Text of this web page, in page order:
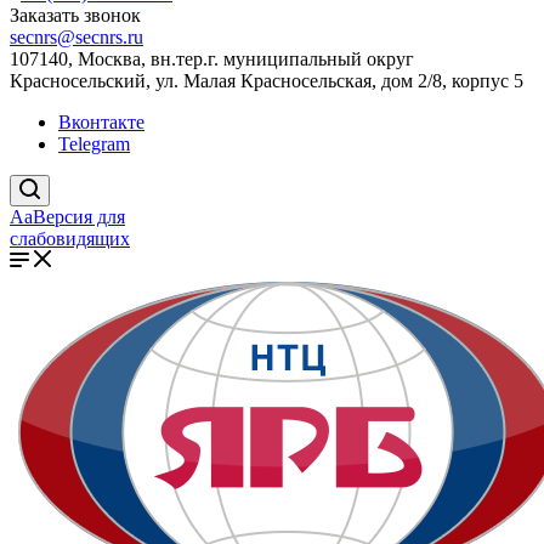
Заказать звонок
secnrs@secnrs.ru
107140, Москва, вн.тер.г. муниципальный округ
Красносельский, ул. Малая Красносельская, дом 2/8, корпус 5
Вконтакте
Telegram
AaВерсия для
слабовидящих